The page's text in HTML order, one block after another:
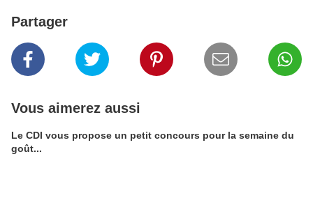
Partager
Vous aimerez aussi
Le CDI vous propose un petit concours pour la semaine du
goût...